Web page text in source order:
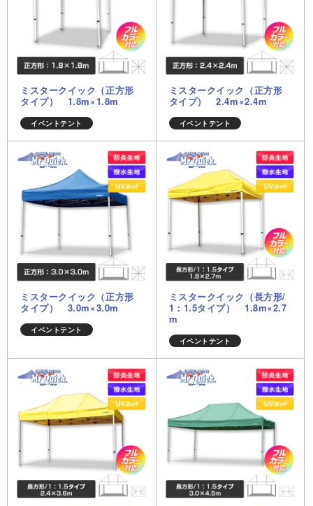
ミスタークイック（正方形
タイプ） 1.8m×1.8m
イベントテント
ミスタークイック（正方形
タイプ） 2.4m×2.4m
イベントテント
ミスタークイック（正方形
タイプ） 3.0m×3.0m
イベントテント
ミスタークイック（長方形/
1：1.5タイプ） 1.8m×2.7
m
イベントテント